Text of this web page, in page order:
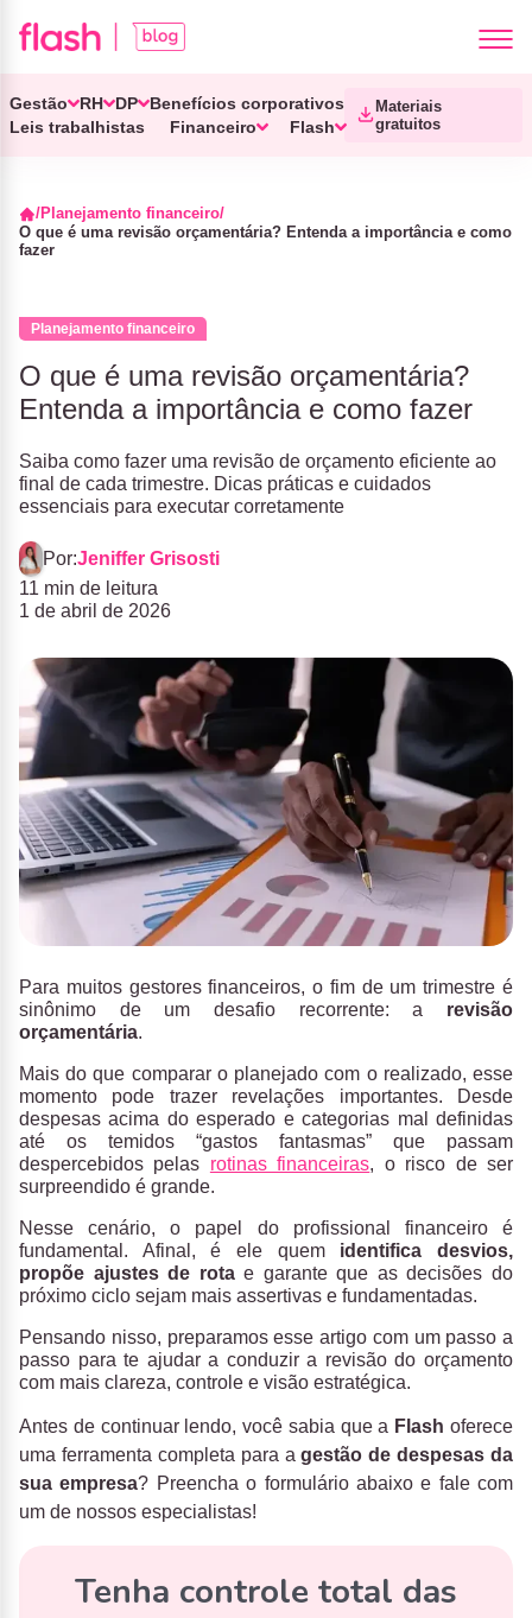
Gestão RH DP
Benefícios corporativos
Leis trabalhistas
Financeiro Flash
Materiais
gratuitos
Planejamento financeiro
O que é uma revisão orçamentária? Entenda a importância e como
fazer
Planejamento financeiro
O que é uma revisão orçamentária?
Entenda a importância e como fazer
Saiba como fazer uma revisão de orçamento eficiente ao
final de cada trimestre. Dicas práticas e cuidados
essenciais para executar corretamente
Por:Jeniffer Grisosti
11 min de leitura
1 de abril de 2026
Para muitos gestores financeiros, o fim de um trimestre é
sinônimo de um desafio recorrente: a revisão
orçamentária.
Mais do que comparar o planejado com o realizado, esse
momento pode trazer revelações importantes. Desde
despesas acima do esperado e categorias mal definidas
até os temidos “gastos fantasmas” que passam
despercebidos pelas rotinas financeiras, o risco de ser
surpreendido é grande.
Nesse cenário, o papel do profissional financeiro é
fundamental. Afinal, é ele quem identifica desvios,
propõe ajustes de rotae garante que as decisões do
próximo ciclo sejam mais assertivas e fundamentadas.
Pensando nisso, preparamos esse artigo com um passo a
passo para te ajudar a conduzir a revisão do orçamento
com mais clareza, controle e visão estratégica.
Antes de continuar lendo, você sabia que a Flash oferece
uma ferramenta completa para agestão de despesas da
sua empresa? Preencha o formulário abaixo e fale com
um de nossos especialistas!